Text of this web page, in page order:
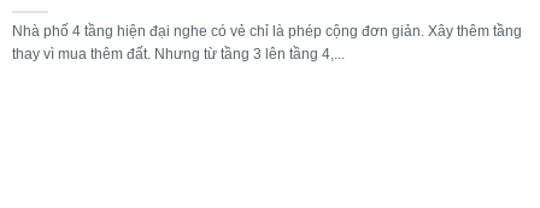
Nhà phố 4 tầng hiện đại nghe có vẻ chỉ là phép cộng đơn giản. Xây thêm tầng
thay vì mua thêm đất. Nhưng từ tầng 3 lên tầng 4,...